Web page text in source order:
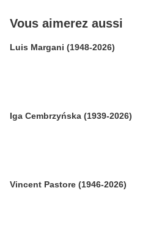
Vous aimerez aussi
Luis Margani (1948-2026)
Iga Cembrzyńska (1939-2026)
Vincent Pastore (1946-2026)